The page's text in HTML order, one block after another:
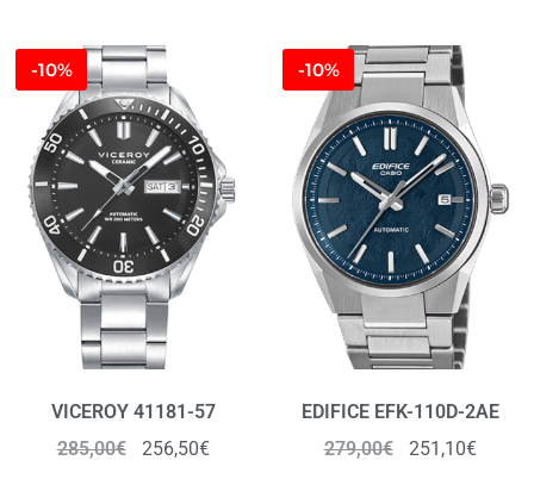
-10%
VICEROY 41181-57
285,00€ 256,50€
-10%
EDIFICE EFK-110D-2AE
279,00€ 251,10€